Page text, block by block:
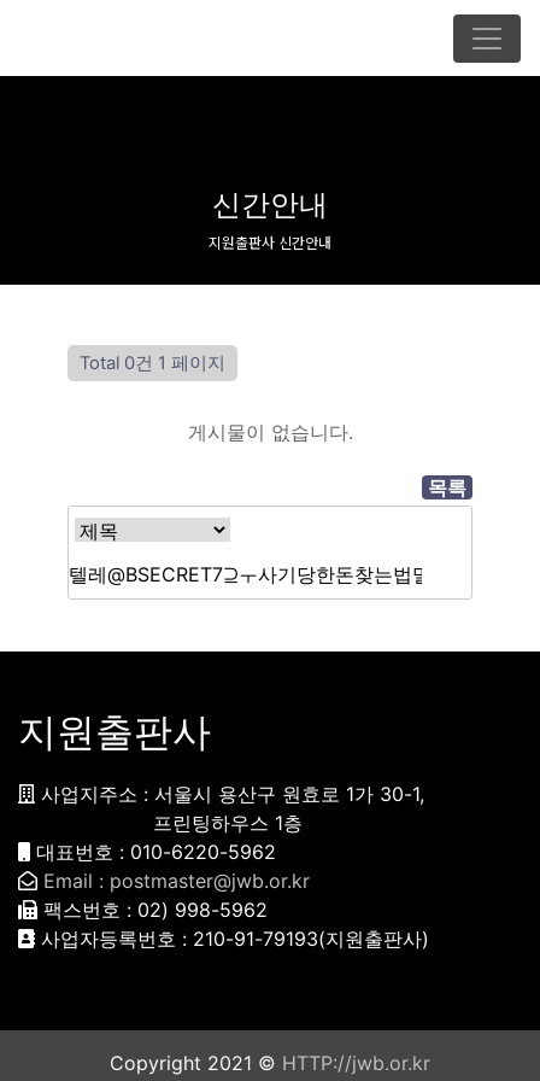
신간안내
지원출판사 신간안내
Total 0건 1 페이지
게시물이 없습니다.
목록
지원출판사
사업지주소 : 서울시 용산구 원효로 1가 30-1,
프린팅하우스 1층
대표번호 : 010-6220-5962
Email : postmaster@jwb.or.kr
팩스번호 : 02) 998-5962
사업자등록번호 : 210-91-79193(지원출판사)
Copyright 2021 © HTTP://jwb.or.kr